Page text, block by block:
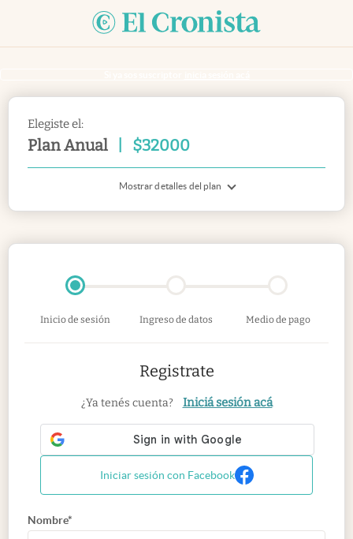
Elegiste el:
Plan Anual $32000
Mostrar detalles del plan
Inicio de sesión Ingreso de datos Medio de pago
Registrate
¿Ya tenés cuenta? Iniciá sesión acá
Iniciar sesión con Facebook
Nombre*